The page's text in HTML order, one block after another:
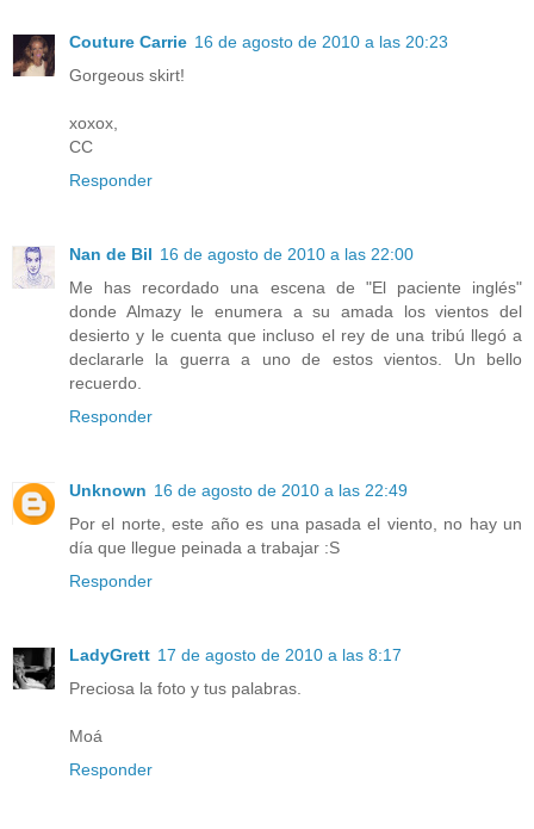
Couture Carrie 16 de agosto de 2010 a las 20:23
Gorgeous skirt!
xoxox,
CC
Responder
Nan de Bil 16 de agosto de 2010 a las 22:00
Me has recordado una escena de "El paciente inglés"
donde Almazy le enumera a su amada los vientos del
desierto y le cuenta que incluso el rey de una tribú llegó a
declararle la guerra a uno de estos vientos. Un bello
recuerdo.
Responder
Unknown 16 de agosto de 2010 a las 22:49
Por el norte, este año es una pasada el viento, no hay un
día que llegue peinada a trabajar :S
Responder
LadyGrett 17 de agosto de 2010 a las 8:17
Preciosa la foto y tus palabras.
Moá
Responder